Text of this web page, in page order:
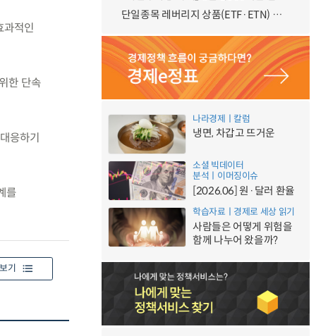
과적인
한 단속
응하기
를
기
단일종목 레버리지 상품(ETF·ETN) 기본예탁금 강화 조기시행 방안 안내
나라경제ㅣ칼럼
냉면, 차갑고 뜨거운
소셜 빅데이터
분석ㅣ이머징이슈
[2026.06] 원·달러 환율
학습자료ㅣ경제로 세상 읽기
사람들은 어떻게 위험을
함께 나누어 왔을까?